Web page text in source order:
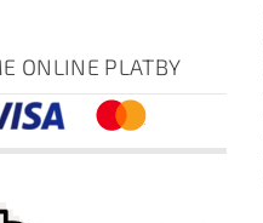
ONLINE PLATBY